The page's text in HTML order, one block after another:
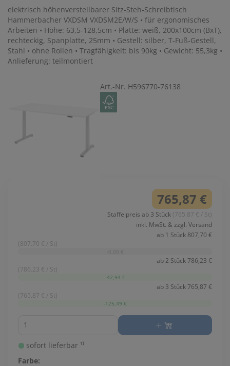
elektrisch höhenverstellbarer Sitz-Steh-Schreibtisch
Hammerbacher VXDSM VXDSM2E/W/S • für ergonomisches
Arbeiten • Höhe: 63,5-128,5cm • Platte: weiß, 200x100cm (BxT),
rechteckig, Spanplatte, 25mm • Gestell: silber, T-Fuß-Gestell,
Stahl • ohne Rollen • Tragfähigkeit: bis 90kg • Gewicht: 55,3kg •
Anlieferung: teilmontiert
Art.-Nr. H596770-76138
765,87 €
Staffelpreis ab 3 Stück (765.87 € / St)
inkl. MwSt. & zzgl. Versand
ab 1 Stück 807,70 €
(807.70 € / St)
ab 2 Stück 786,23 €
(786.23 € / St)
-42,94 €
ab 3 Stück 765,87 €
(765.87 € / St)
-125,49 €
sofort lieferbar ¹⁾
Farbe: